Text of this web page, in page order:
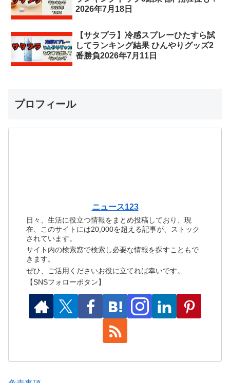
2026年7月18日
【サタプラ】冷感スプレーひたすら試
してランキング結果 ひんやりグッズ2
番勝負2026年7月11日
プロフィール
ニュース123
日々、生活に役立つ情報をまとめ投稿しており、現
在、このサイトには20,000を超える記事が、ストック
されています。
サイト内の検索窓で検索し必要な情報を探すこともで
きます。
ぜひ、ご活用くださいお役に立てれば幸いです。
【SNSフォローボタン】